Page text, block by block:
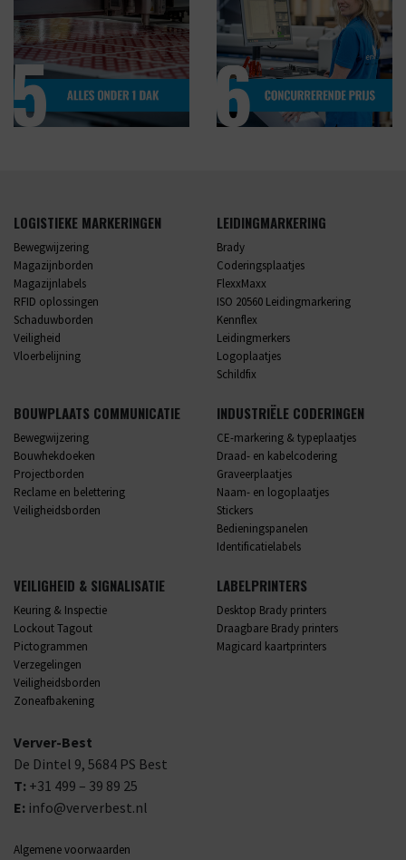
LOGISTIEKE MARKERINGEN
Bewegwijzering
Magazijnborden
Magazijnlabels
RFID oplossingen
Schaduwborden
Veiligheid
Vloerbelijning
LEIDINGMARKERING
Brady
Coderingsplaatjes
FlexxMaxx
ISO 20560 Leidingmarkering
Kennflex
Leidingmerkers
Logoplaatjes
Schildfix
BOUWPLAATS COMMUNICATIE
Bewegwijzering
Bouwhekdoeken
Projectborden
Reclame en belettering
Veiligheidsborden
INDUSTRIËLE CODERINGEN
CE-markering & typeplaatjes
Draad- en kabelcodering
Graveerplaatjes
Naam- en logoplaatjes
Stickers
Bedieningspanelen
Identificatielabels
VEILIGHEID & SIGNALISATIE
Keuring & Inspectie
Lockout Tagout
Pictogrammen
Verzegelingen
Veiligheidsborden
Zoneafbakening
LABELPRINTERS
Desktop Brady printers
Draagbare Brady printers
Magicard kaartprinters
Verver-Best
De Dintel 9, 5684 PS Best
T: +31 499 – 39 89 25
E: info@ververbest.nl
Algemene voorwaarden